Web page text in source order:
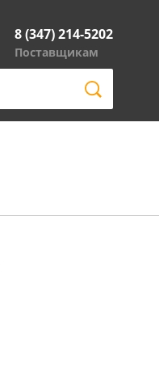
8 (347) 214-5202
Поставщикам